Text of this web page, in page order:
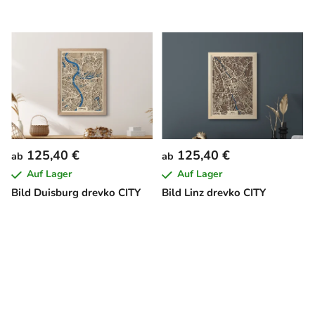
Bild Duisburg drevko CITY
ab 125,40 €
Auf Lager
Bild Linz drevko CITY
ab 125,40 €
Auf Lager